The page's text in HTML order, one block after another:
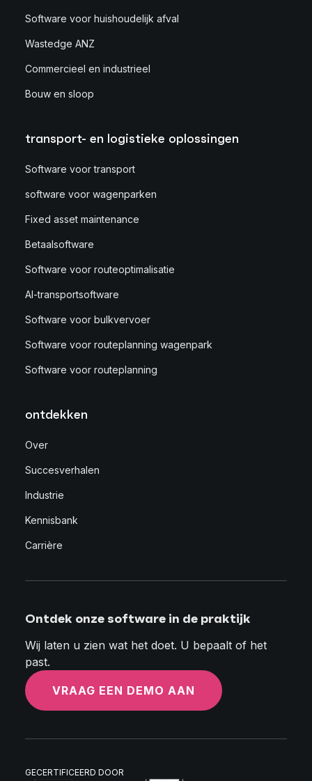
Software voor huishoudelijk afval
Wastedge ANZ
Commercieel en industrieel
Bouw en sloop
transport- en logistieke oplossingen
Software voor transport
software voor wagenparken
Fixed asset maintenance
Betaalsoftware
Software voor routeoptimalisatie
AI-transportsoftware
Software voor bulkvervoer
Software voor routeplanning wagenpark
Software voor routeplanning
ontdekken
Over
Succesverhalen
Industrie
Kennisbank
Carrière
Ontdek onze software in de praktijk
Wij laten u zien wat het doet. U bepaalt of het
past.
VRAAG EEN DEMO AAN
GECERTIFICEERD DOOR